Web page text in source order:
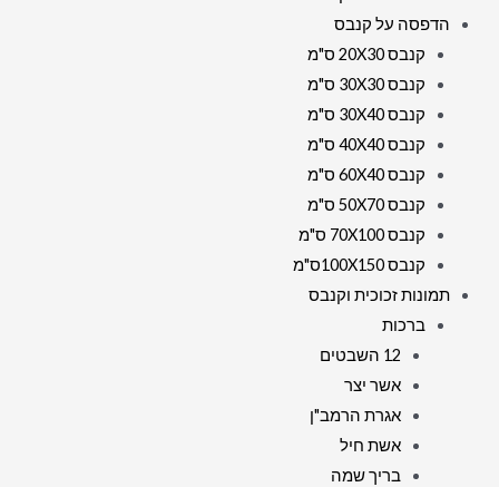
הדפסה על קנבס
קנבס 20X30 ס"מ
קנבס 30X30 ס"מ
קנבס 30X40 ס"מ
קנבס 40X40 ס"מ
קנבס 60X40 ס"מ
קנבס 50X70 ס"מ
קנבס 70X100 ס"מ
קנבס 100X150ס"מ
תמונות זכוכית וקנבס
ברכות
12 השבטים
אשר יצר
אגרת הרמב"ן
אשת חיל
בריך שמה